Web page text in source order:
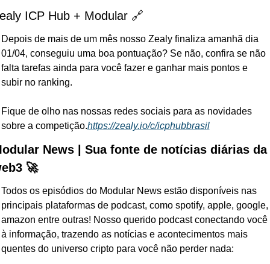
ICP Hub + Modular 🔗
Depois de mais de um mês nosso Zealy finaliza amanhã dia
01/04, conseguiu uma boa pontuação? Se não, confira se não
falta tarefas ainda para você fazer e ganhar mais pontos e
subir no ranking.
Fique de olho nas nossas redes sociais para as novidades
sobre a competição.https://zealy.io/c/icphubbrasil
News | Sua fonte de notícias diárias da
🚀
Todos os episódios do Modular News estão disponíveis nas
principais plataformas de podcast, como spotify, apple, google,
amazon entre outras! Nosso querido podcast conectando você
à informação, trazendo as notícias e acontecimentos mais
quentes do universo cripto para você não perder nada: